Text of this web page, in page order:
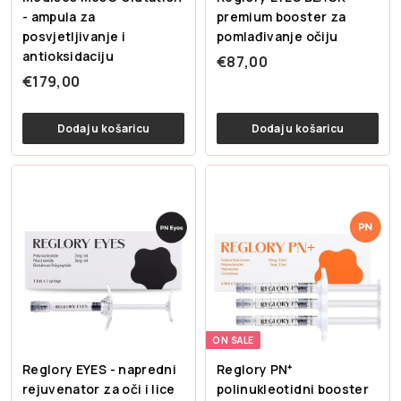
- ampula za
posvjetljivanje i
antioksidaciju
€179,00
7
9
,
Dodaj u košaricu
premium booster za
pomlađivanje očiju
€87,00
,
0
Dodaj u košaricu
Reglory EYES - napredni
rejuvenator za oči i lice
ON SALE
Reglory PN⁺
polinukleotidni booster